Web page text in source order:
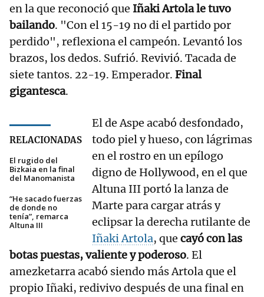
en la que reconoció que Iñaki Artola le tuvo
bailando. "Con el 15-19 no di el partido por
perdido", reflexiona el campeón. Levantó los
brazos, los dedos. Sufrió. Revivió. Tacada de
siete tantos. 22-19. Emperador. Final
gigantesca.
RELACIONADAS
El rugido del
Bizkaia en la final
del Manomanista
“He sacado fuerzas
de donde no
tenía”, remarca
Altuna III
El de Aspe acabó desfondado,
todo piel y hueso, con lágrimas
en el rostro en un epílogo
digno de Hollywood, en el que
Altuna III portó la lanza de
Marte para cargar atrás y
eclipsar la derecha rutilante de
Iñaki Artola, que cayó con las
botas puestas, valiente y poderoso. El
amezketarra acabó siendo más Artola que el
propio Iñaki, redivivo después de una final en